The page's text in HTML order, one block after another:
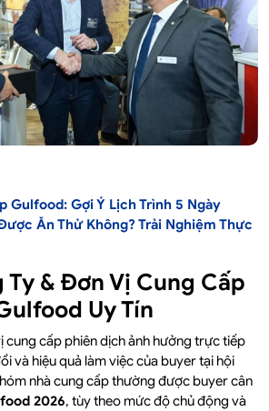
Gulfood: Gợi Ý Lịch Trình 5 Ngày
Ăn Thử Không? Trải Nghiệm Thực
Ty & Đơn Vị Cung Cấp
Uy Tín
cung cấp phiên dịch ảnh hưởng trực tiếp
và hiệu quả làm việc của buyer tại hội
nhà cung cấp thường được buyer cân
2026, tùy theo mức độ chủ động và